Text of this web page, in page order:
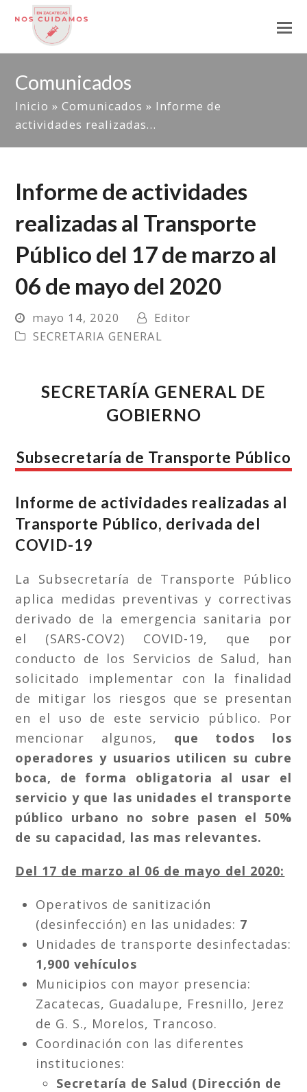
Comunicados
Inicio »Comunicados » Informe de
actividades realizadas…
Informe de actividades
realizadas al Transporte
Público del 17 de marzo al
06 de mayo del 2020
mayo 14, 2020
Editor
SECRETARIA GENERAL
SECRETARÍA GENERAL DE
GOBIERNO
Subsecretaría de Transporte Público
Informe de actividades realizadas al
Transporte Público, derivada del
COVID-19
La Subsecretaría de Transporte Público
aplica medidas preventivas y correctivas
derivado de la emergencia sanitaria por
el (SARS-COV2) COVID-19, que por
conducto de los Servicios de Salud, han
solicitado implementar con la finalidad
de mitigar los riesgos que se presentan
en el uso de este servicio público. Por
mencionar algunos, que todos los
operadores y usuarios utilicen su cubre
boca, de forma obligatoria al usar el
servicio y que las unidades el transporte
público urbano no sobre pasen el 50%
de su capacidad, las mas relevantes.
Del 17 de marzo al 06 de mayo del 2020:
Operativos de sanitización
(desinfección) en las unidades: 7
Unidades de transporte desinfectadas:
1,900 vehículos
Municipios con mayor presencia:
Zacatecas, Guadalupe, Fresnillo, Jerez
de G. S., Morelos, Trancoso.
Coordinación con las diferentes
instituciones:
Secretaría de Salud (Dirección de